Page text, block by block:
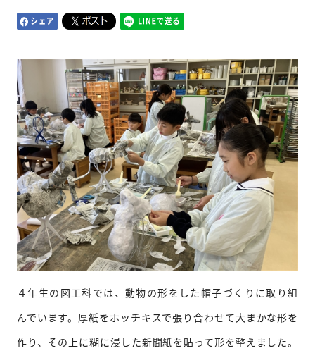
４年生の図工科では、動物の形をした帽子づくりに取り組
んでいます。厚紙をホッチキスで張り合わせて大まかな形を
作り、その上に糊に浸した新聞紙を貼って形を整えました。